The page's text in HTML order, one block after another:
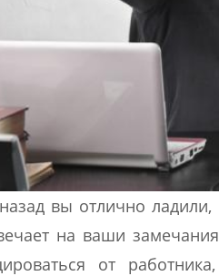
вы отлично
на ваши
от